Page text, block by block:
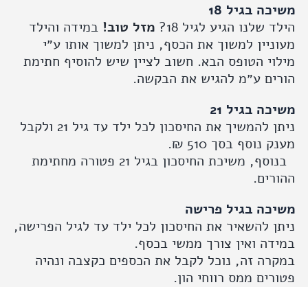
בגיל 18
שלנו הגיע לגיל 18?
מזל טוב!במידה והילד
למשוך את הכסף, ניתן למשוך אותו ע״י
הטופס הבא. חשוב לציין שיש להוסיף חתימת
ע״מ להגיש את הבקשה.
בגיל 21
ניתן להמשיך את החיסכון לכל ילד עד גיל 21 ולקבל
בסך 510 ₪.
בנוסף, משיכת החיסכון בגיל 21 פטורה מחתימת
בגיל פרישה
להשאיר את החיסכון לכל ילד עד לגיל הפרישה,
ואין צורך ממשי בכסף.
זה, נוכל לקבל את הכספים כקצבה ונהיה
ממס רווחי הון.